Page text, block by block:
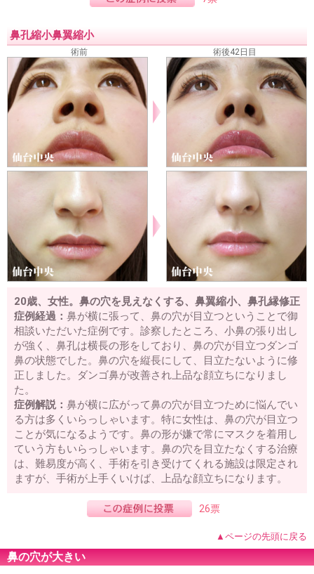
鼻孔縮小鼻翼縮小
術前 術後42日目
20歳、女性。鼻の穴を見えなくする、鼻翼縮小、鼻孔縁修正
症例経過： 鼻が横に張って、鼻の穴が目立つということで御
相談いただいた症例です。診察したところ、小鼻の張り出し
が強く、鼻孔は横長の形をしており、鼻の穴が目立つダンゴ
鼻の状態でした。鼻の穴を縦長にして、目立たないように修
正しました。ダンゴ鼻が改善され上品な顔立ちになりまし
た。
症例解説： 鼻が横に広がって鼻の穴が目立つために悩んでい
る方は多くいらっしゃいます。特に女性は、鼻の穴が目立つ
ことが気になるようです。鼻の形が嫌で常にマスクを着用し
ていう方もいらっしゃいます。鼻の穴を目立たなくする治療
は、難易度が高く、手術を引き受けてくれる施設は限定され
ますが、手術が上手くいけば、上品な顔立ちになります。
26票
▲ページの先頭に戻る
鼻の穴が大きい